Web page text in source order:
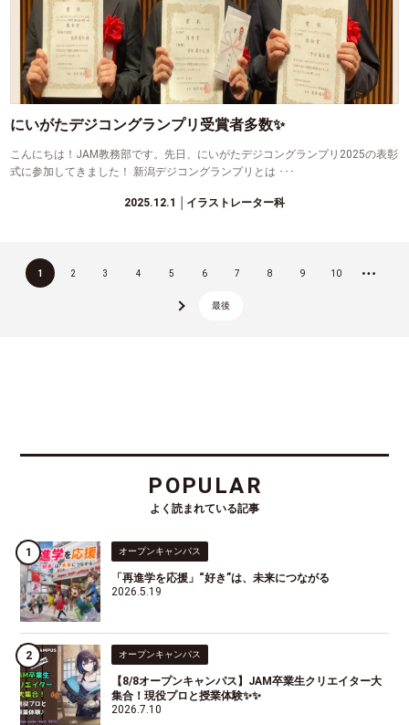
にいがたデジコングランプリ受賞者多数✨
こんにちは！JAM教務部です。先日、にいがたデジコングランプリ2025の表彰
式に参加してきました！ 新潟デジコングランプリとは ･･･
2025.12.1 │イラストレーター科
1 2 3 4 5 6 7 8 9 10 ...
» 最後
POPULAR
よく読まれている記事
オープンキャンパス
「再進学を応援」“好き”は、未来につながる
2026.5.19
オープンキャンパス
【8/8オープンキャンパス】JAM卒業生クリエイター大
集合！現役プロと授業体験✨✨
2026.7.10